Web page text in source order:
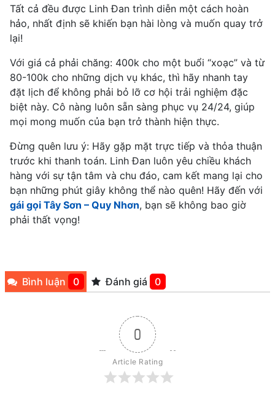
Tất cả đều được Linh Đan trình diễn một cách hoàn
hảo, nhất định sẽ khiến bạn hài lòng và muốn quay trở
lại!
Với giá cả phải chăng: 400k cho một buổi “xoạc” và từ
80-100k cho những dịch vụ khác, thì hãy nhanh tay
đặt lịch để không phải bỏ lỡ cơ hội trải nghiệm đặc
biệt này. Cô nàng luôn sẵn sàng phục vụ 24/24, giúp
mọi mong muốn của bạn trở thành hiện thực.
Đừng quên lưu ý: Hãy gặp mặt trực tiếp và thỏa thuận
trước khi thanh toán. Linh Đan luôn yêu chiều khách
hàng với sự tận tâm và chu đáo, cam kết mang lại cho
bạn những phút giây không thể nào quên! Hãy đến với
gái gọi Tây Sơn – Quy Nhơn, bạn sẽ không bao giờ
phải thất vọng!
Bình luận 0 Đánh giá 0
0
Article Rating